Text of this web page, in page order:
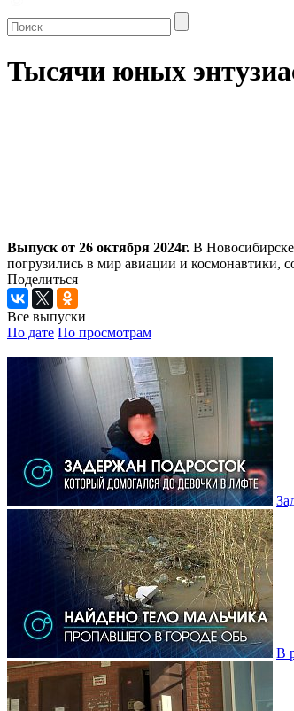
Тысячи юных
Выпуск от 26 октября 2024г. В Новосибирске
погрузились в мир авиации и космонавтики,
Поделиться
Все выпуски
По дате По просмотрам
В